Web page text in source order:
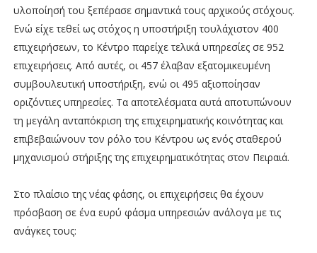
υλοποίησή του ξεπέρασε σημαντικά τους αρχικούς στόχους.
Ενώ είχε τεθεί ως στόχος η υποστήριξη τουλάχιστον 400
επιχειρήσεων, το Κέντρο παρείχε τελικά υπηρεσίες σε 952
επιχειρήσεις. Από αυτές, οι 457 έλαβαν εξατομικευμένη
συμβουλευτική υποστήριξη, ενώ οι 495 αξιοποίησαν
οριζόντιες υπηρεσίες. Τα αποτελέσματα αυτά αποτυπώνουν
τη μεγάλη ανταπόκριση της επιχειρηματικής κοινότητας και
επιβεβαιώνουν τον ρόλο του Κέντρου ως ενός σταθερού
μηχανισμού στήριξης της επιχειρηματικότητας στον Πειραιά.
Στο πλαίσιο της νέας φάσης, οι επιχειρήσεις θα έχουν
πρόσβαση σε ένα ευρύ φάσμα υπηρεσιών ανάλογα με τις
ανάγκες τους: